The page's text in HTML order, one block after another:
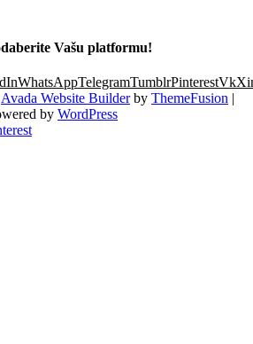
Vašu platformu!
WhatsAppTelegramTumblrPinterestVk
Avada Website Builderby ThemeFusion |
by WordPress